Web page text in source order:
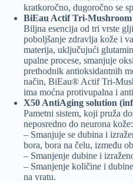
kratkoročno, dugoročno se
BiEau Actif Tri-Mushroom
Biljna esencija od tri vrste
poboljšanje zdravlja kože i
materija, uključujući
upalne procese, smanjuje
prethodnik antioksidantnih
način, BiEau® Actif Tri-
ima moćna protivupalna i
X50 AntiAging solution
Pametni sistem, koji pruža
neposredno do neurona kože:
– Smanjuje se dubina i
bora, bora na čelu, između
– Smanjenje dubine i
– Smanjenje količine i
na vratu.